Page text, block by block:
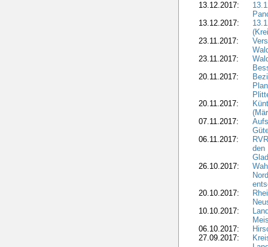
13.12.2017:
13.12.2017:
23.11.2017:
23.11.2017:
20.11.2017:
20.11.2017:
07.11.2017:
06.11.2017:
den
26.10.2017:
20.10.2017:
10.10.2017:
06.10.2017:
27.09.2017: